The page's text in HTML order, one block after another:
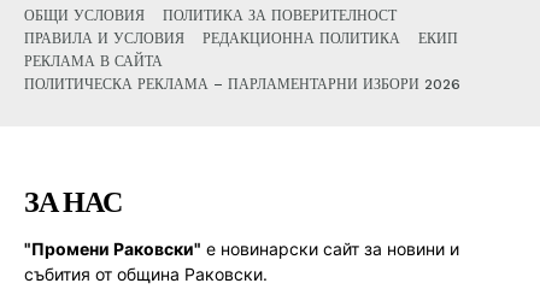
ОБЩИ УСЛОВИЯ
ПОЛИТИКА ЗА ПОВЕРИТЕЛНОСТ
ПРАВИЛА И УСЛОВИЯ
РЕДАКЦИОННА ПОЛИТИКА
ЕКИП
РЕКЛАМА В САЙТА
ПОЛИТИЧЕСКА РЕКЛАМА – ПАРЛАМЕНТАРНИ ИЗБОРИ 2026
ЗА НАС
"Промени Раковски" е новинарски сайт за новини и
събития от община Раковски.